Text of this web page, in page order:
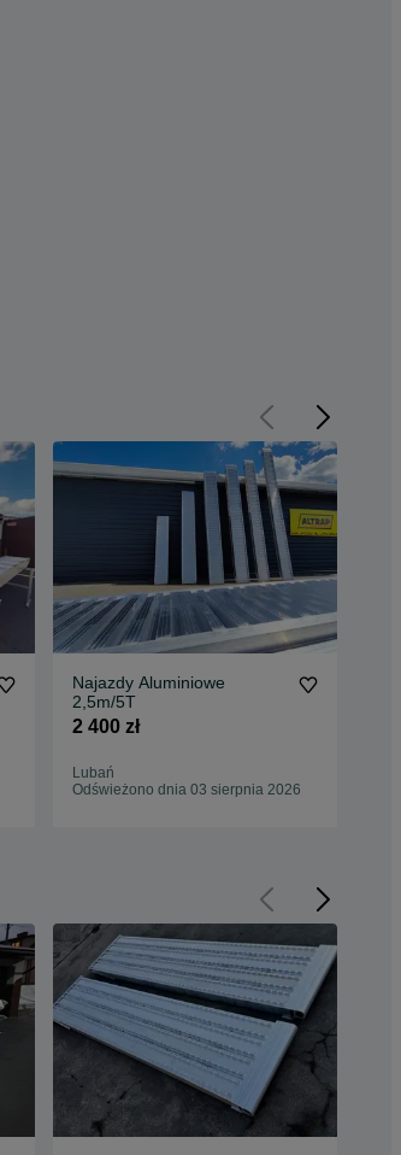
Najazdy Aluminiowe
2,5m/5T
2 400 zł
Lubań
Odświeżono dnia 03 sierpnia 2026